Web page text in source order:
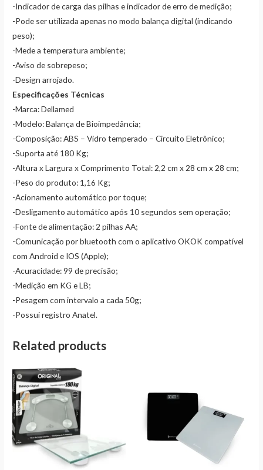
-Indicador de carga das pilhas e indicador de erro de medição;
-Pode ser utilizada apenas no modo balança digital (indicando
peso);
-Mede a temperatura ambiente;
-Aviso de sobrepeso;
-Design arrojado.
Especificações Técnicas
-Marca: Dellamed
-Modelo: Balança de Bioimpedância;
-Composição: ABS – Vidro temperado – Circuito Eletrônico;
-Suporta até 180 Kg;
-Altura x Largura x Comprimento Total: 2,2 cm x 28 cm x 28 cm;
-Peso do produto: 1,16 Kg;
-Acionamento automático por toque;
-Desligamento automático após 10 segundos sem operação;
-Fonte de alimentação: 2 pilhas AA;
-Comunicação por bluetooth com o aplicativo OKOK compatível
com Android e IOS (Apple);
-Acuracidade: 99 de precisão;
-Medição em KG e LB;
-Pesagem com intervalo a cada 50g;
-Possui registro Anatel.
Related products